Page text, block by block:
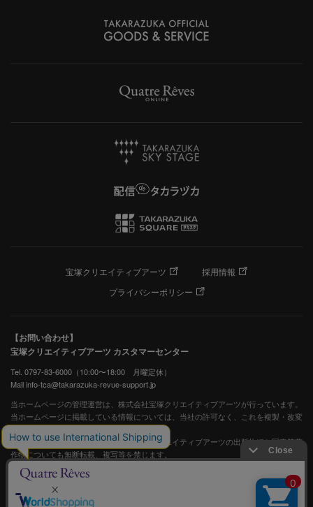
宝塚クリエイティブアーツ
採用情報
プライバシーポリシー
【お問い合わせ】
宝塚クリエイティブアーツ カスタマーセンター
Tel. 0797-83-6000（10:00〜18:00 月曜定休）
Mail info-tca@takarazuka-revue-support.jp
当ホームページの管理運営は、株式会社宝塚クリエイティブアーツが行っています。
当ホームページに掲載している情報については、当社の許可なく、これを複製・改変
することを固く禁止します。
また、阪急電鉄並びに宝塚歌劇団、宝塚クリエイティブアーツの出版物ほか写真等著
作物についても無断転載、複写等を禁じます。
宝塚歌劇公式ホームページ
JASRAC許諾番号：S0507081515